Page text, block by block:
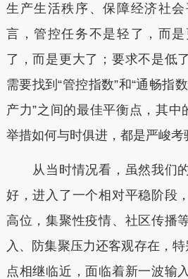
生产生活秩序、保障经济社
言，管控任务不是轻了，而
了，而是更大了；要求不是低
需要找到“管控指数”和“通畅指
产力”之间的最佳平衡点，其中
举措如何与时俱进，都是严峻考
从当时情况看，虽然我们的
好，进入了一个相对平稳阶段
高位，集聚性疫情、社区传播
入、防集聚压力还客观存在，特
点相继临近，面临着新一波输